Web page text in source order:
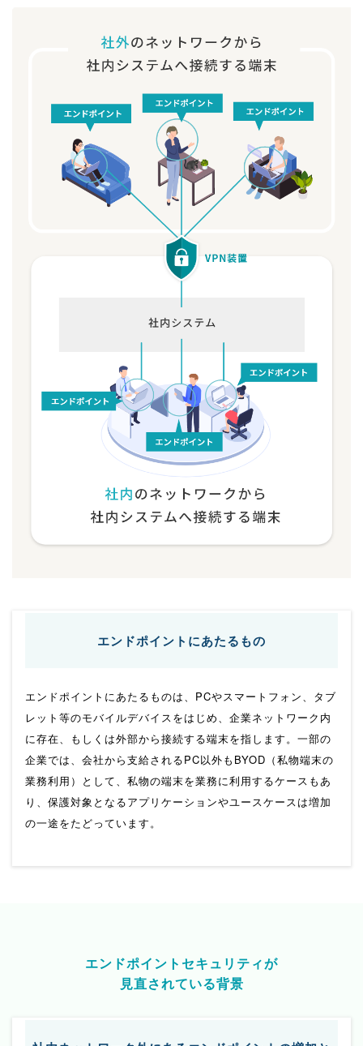
エンドポイントにあたるもの
エンドポイントにあたるものは、PCやスマートフォン、タブ
レット等のモバイルデバイスをはじめ、企業ネットワーク内
に存在、もしくは外部から接続する端末を指します。一部の
企業では、会社から支給されるPC以外もBYOD（私物端末の
業務利用）として、私物の端末を業務に利用するケースもあ
り、保護対象となるアプリケーションやユースケースは増加
の一途をたどっています。
エンドポイントセキュリティが
見直されている背景